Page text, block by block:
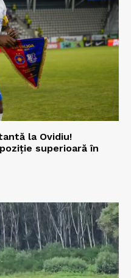
la Ovidiu!
superioară în